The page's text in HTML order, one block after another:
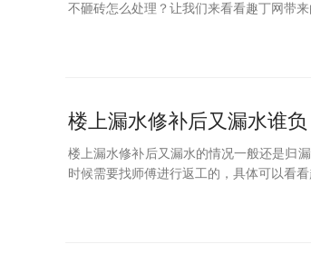
不砸砖怎么处理？让我们来看看趣丁网带
楼上漏水修补后又漏水谁负
楼上漏水修补后又漏水的情况一般还是归
时候需要找师傅进行返工的，具体可以看